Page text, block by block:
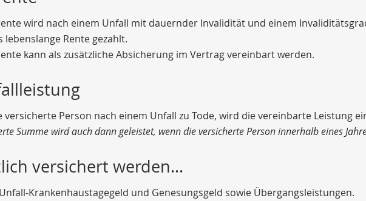
wird nach einem Unfall mit dauernder Invalidität und einem
lebenslange Rente gezahlt.
kann als zusätzliche Absicherung im Vertrag vereinbart werden.
versicherte Person nach einem Unfall zu Tode, wird die vereinbarte Leistung
Summe wird auch dann geleistet, wenn die versicherte Person innerhalb eines
versichert werden...
Krankenhaustagegeld und Genesungsgeld sowie Übergangsleistungen.